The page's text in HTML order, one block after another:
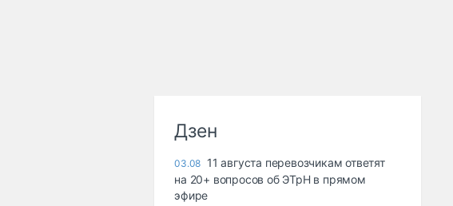
Дзен
03.08 11 августа перевозчикам ответят
на 20+ вопросов об ЭТрН в прямом
эфире